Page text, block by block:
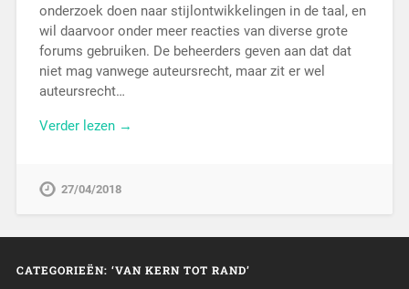
onderzoek doen naar stijlontwikkelingen in de taal, en
wil daarvoor onder meer reacties van diverse grote
forums gebruiken. De beheerders geven aan dat dat
niet mag vanwege auteursrecht, maar zit er wel
auteursrecht…
Verder lezen →
27/04/2018
CATEGORIEËN: ‘VAN KERN TOT RAND’